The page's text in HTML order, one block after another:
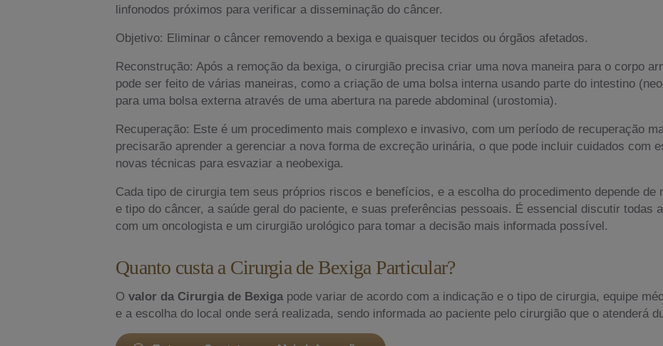
linfonodos próximos para verificar a disseminação do câncer.
Objetivo: Eliminar o câncer removendo a bexiga e quaisquer tecidos ou órgãos afetados.
Reconstrução: Após a remoção da bexiga, o cirurgião precisa criar uma nova maneira para o corpo
pode ser feito de várias maneiras, como a criação de uma bolsa interna usando parte do intestino
para uma bolsa externa através de uma abertura na parede abdominal (urostomia).
Recuperação: Este é um procedimento mais complexo e invasivo, com um período de recuperação
precisarão aprender a gerenciar a nova forma de excreção urinária, o que pode incluir cuidados com
novas técnicas para esvaziar a neobexiga.
Cada tipo de cirurgia tem seus próprios riscos e benefícios, e a escolha do procedimento depende
e tipo do câncer, a saúde geral do paciente, e suas preferências pessoais. É essencial discutir todas
com um oncologista e um cirurgião urológico para tomar a decisão mais informada possível.
Quanto custa a Cirurgia de Bexiga Particular?
O valor da Cirurgia de Bexiga pode variar de acordo com a indicação e o tipo de cirurgia, equipe
e a escolha do local onde será realizada, sendo informada ao paciente pelo cirurgião que o atenderá